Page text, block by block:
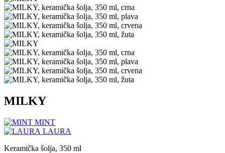
MILKY
MINT
LAURA
Keramička šolja, 350 ml